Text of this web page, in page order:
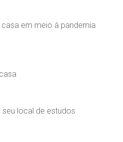
casa em meio à pandemia
local de estudos